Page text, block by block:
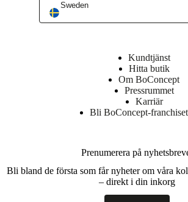
Sweden
Kundtjänst
Hitta butik
Om BoConcept
Pressrummet
Karriär
Bli BoConcept-
Prenumerera på
Bli bland de första som får nyheter om våra
– direkt i din inkorg